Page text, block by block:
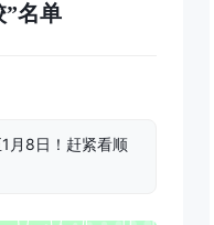
”名单
月8日！赶紧看顺